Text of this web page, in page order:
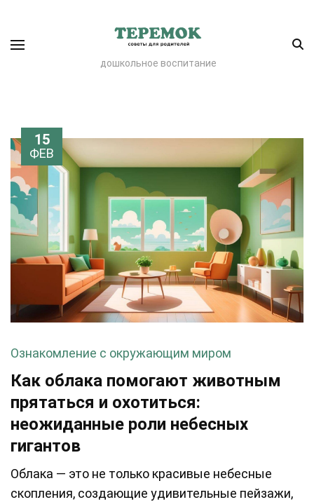
дошкольное воспитание
15
ФЕВ
Ознакомление с окружающим миром
Как облака помогают животным
прятаться и охотиться:
неожиданные роли небесных
гигантов
Облака — это не только красивые небесные
скопления, создающие удивительные пейзажи,